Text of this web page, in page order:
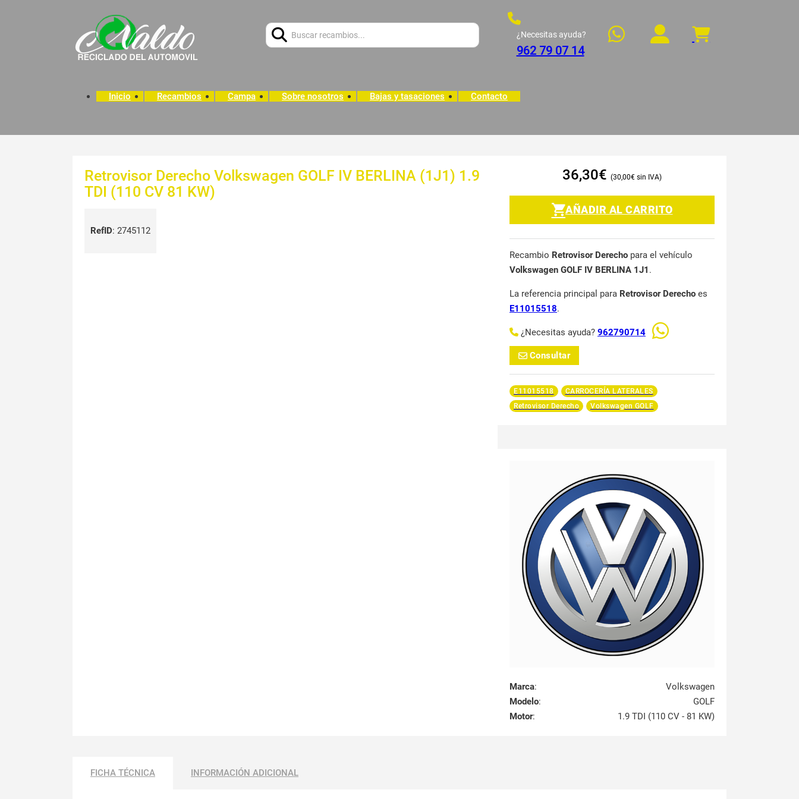
¿Necesitas ayuda?
962 79 07 14
Inicio Recambios Campa Sobre nosotros Bajas y tasaciones Contacto
Retrovisor Derecho Volkswagen GOLF IV BERLINA (1J1) 1.9
TDI (110 CV 81 KW)
RefID: 2745112
36,30€ 30,00€
AÑADIR AL CARRITO
Recambio Retrovisor Derecho para el vehículo
Volkswagen GOLF IV BERLINA 1J1 .
La referencia principal para Retrovisor Derecho es
E11015518.
¿Necesitas ayuda? 962790714
Consultar
E11015518
CARROCERÍA LATERALES
Retrovisor Derecho
Volkswagen GOLF
Marca:
Volkswagen
Modelo:
GOLF
Motor: 1.9 TDI (110 CV - 81 KW)
FICHA TÉCNICA INFORMACIÓN ADICIONAL